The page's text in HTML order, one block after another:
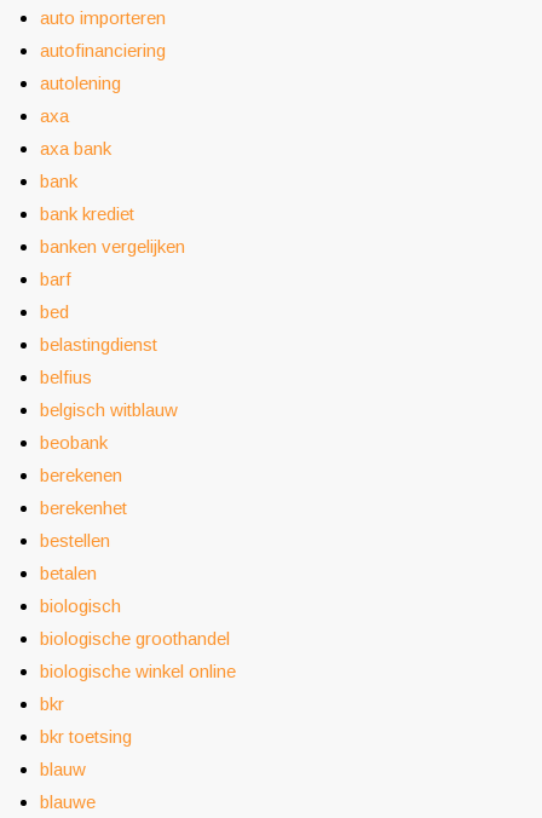
auto importeren
autofinanciering
autolening
axa
axa bank
bank
bank krediet
banken vergelijken
barf
bed
belastingdienst
belfius
belgisch witblauw
beobank
berekenen
berekenhet
bestellen
betalen
biologisch
biologische groothandel
biologische winkel online
bkr
bkr toetsing
blauw
blauwe